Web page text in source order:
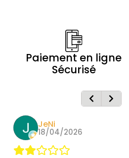
Paiement en ligne
Sécurisé
JeNi
18/04/2026